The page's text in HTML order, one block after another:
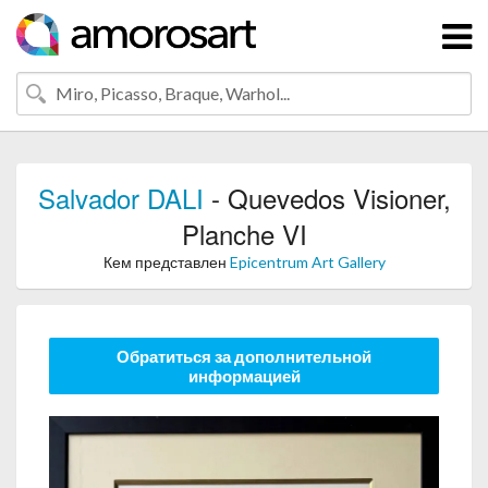
Salvador DALI - Quevedos Visioner,
Planche VI
Кем представлен Epicentrum Art Gallery
Обратиться за дополнительной
информацией